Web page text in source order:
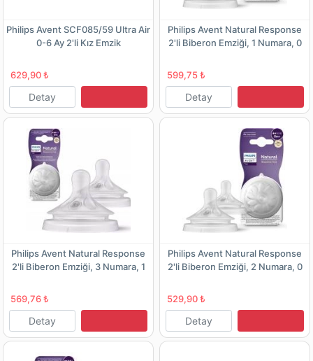
Philips Avent SCF085/59 Ultra Air
0-6 Ay 2'li Kız Emzik
629,90 ₺
Detay
Philips Avent Natural Response
2'li Biberon Emziği, 1 Numara, 0
599,75 ₺
Detay
Philips Avent Natural Response
2'li Biberon Emziği, 3 Numara, 1
569,76 ₺
Detay
Philips Avent Natural Response
2'li Biberon Emziği, 2 Numara, 0
529,90 ₺
Detay